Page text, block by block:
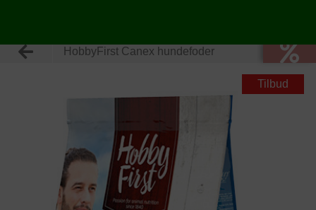
HobbyFirst Canex hundefoder
Tilbud